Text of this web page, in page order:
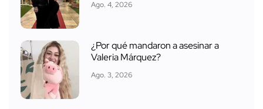
Ago. 4, 2026
¿Por qué mandaron a asesinar a
Valeria Márquez?
Ago. 3, 2026